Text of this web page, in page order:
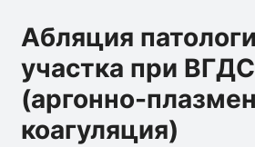
Абляция
участка при ВГДС
(аргонно-
коагуляция)